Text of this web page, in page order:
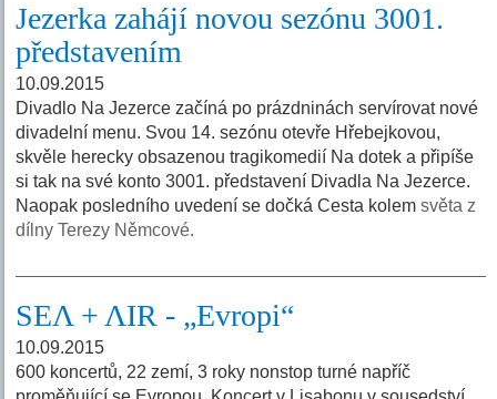
Jezerka zahájí novou sezónu 3001.
představením
10.09.2015
Divadlo Na Jezerce začíná po prázdninách servírovat nové
divadelní menu. Svou 14. sezónu otevře Hřebejkovou,
skvěle herecky obsazenou tragikomedií Na dotek a připíše
si tak na své konto 3001. představení Divadla Na Jezerce.
Naopak posledního uvedení se dočká Cesta kolemsvěta z
dílny Terezy Němcové.
SEΛ + ΛIR - „Evropi“
10.09.2015
600 koncertů, 22 zemí, 3 roky nonstop turné napříč